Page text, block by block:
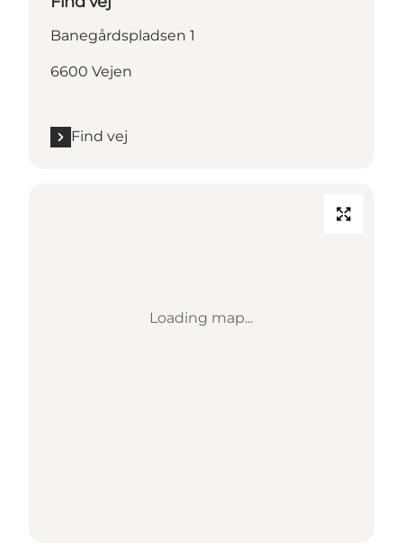
Banegårdspladsen 1
6600 Vejen
Find vej
Loading map...